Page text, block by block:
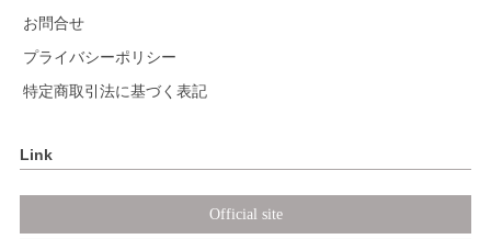
お問合せ
プライバシーポリシー
特定商取引法に基づく表記
Link
Official site